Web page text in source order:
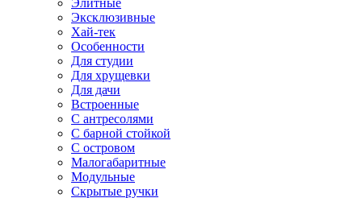
Элитные
Эксклюзивные
Хай-тек
Особенности
Для студии
Для хрущевки
Для дачи
Встроенные
С антресолями
С барной стойкой
С островом
Малогабаритные
Модульные
Скрытые ручки